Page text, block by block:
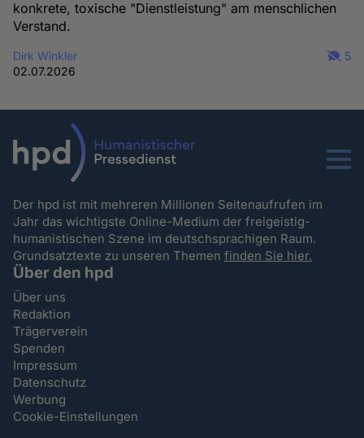
konkrete, toxische "Dienstleistung" am menschlichen
Verstand.
Dirk Winkler
02.07.2026
5
Menu
Der hpd ist mit mehreren Millionen Seitenaufrufen im
Jahr das wichtigste Online-Medium der freigeistig-
humanistischen Szene im deutschsprachigen Raum.
Grundsatztexte zu unseren Themenfinden Sie hier.
Über den hpd
Über uns
Redaktion
Trägerverein
Spenden
Impressum
Datenschutz
Werbung
Cookie-Einstellungen